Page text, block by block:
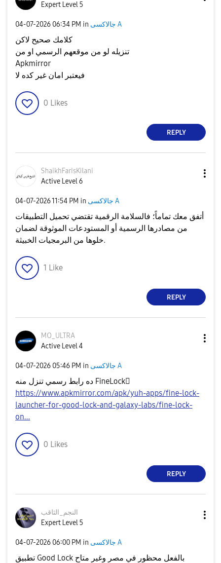
Expert Level 5
‎04-07-2026 06:34 PM in جالاكسى A
كلامك صحيح لاكن
تنزيله لو من موقعهم الرسمي او من
Apkmirror
فيعتبر امان غير كده لا
0 Likes
REPLY
ShaikhFarisKilani
Active Level 6
‎04-07-202611:54 PM in جالاكسى A
أتفق معك تماماً؛ فالسلامة الرقمية تقتضي تحميل التطبيقات
من مصادرها الرسمية أو المستودعات الموثوقة لضمان
خلوها من البرمجيات الخبيثة.
1 Like
REPLY
MO_ULTRA
Active Level 4
‎04-07-2026 05:46 PM in جالاكسى A
ده رابط رسمي تنزل منه FineLock🫪
https://www.apkmirror.com/apk/yuh-apps/fine-lock-
launcher-for-good-lock-and-galaxy-labs/fine-lock-
on...
0 Likes
REPLY
النجم_الثاقب
Expert Level 5
‎04-07-2026 06:00 PM in جالاكسى A
تطبيق Good Lock بالفعل محظور في مصر وغير متاح